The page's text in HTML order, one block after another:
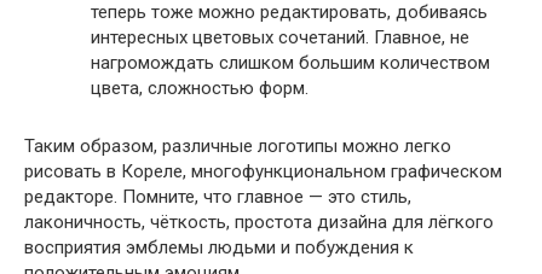
теперь тоже можно редактировать, добиваясь
интересных цветовых сочетаний. Главное, не
нагромождать слишком большим количеством
цвета, сложностью форм.
Таким образом, различные логотипы можно легко
рисовать в Кореле, многофункциональном графическом
редакторе. Помните, что главное — это стиль,
лаконичность, чёткость, простота дизайна для лёгкого
восприятия эмблемы людьми и побуждения к